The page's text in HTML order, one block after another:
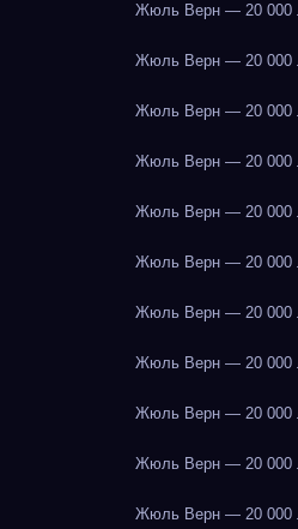
Жюль Верн — 20 000
Жюль Верн — 20 000
Жюль Верн — 20 000
Жюль Верн — 20 000
Жюль Верн — 20 000
Жюль Верн — 20 000
Жюль Верн — 20 000
Жюль Верн — 20 000
Жюль Верн — 20 000
Жюль Верн — 20 000
Жюль Верн — 20 000